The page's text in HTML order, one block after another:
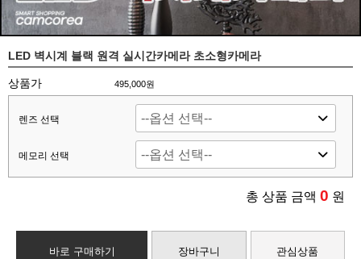
LED 벽시계 블랙 원격 실시간카메라 초소형카메라
상품가 495,000원
렌즈 선택
메모리 선택
총 상품 금액 0 원
바로 구매하기 장바구니 관심상품